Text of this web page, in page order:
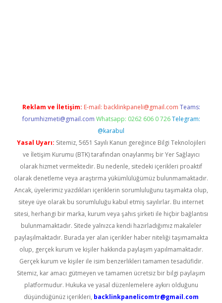
Reklam ve İletişim: E-mail: backlinkpaneli@gmail.com Teams:
forumhizmeti@gmail.com Whatsapp: 0262 606 0 726 Telegram:
@karabul
Yasal Uyarı: Sitemiz, 5651 Sayılı Kanun gereğince Bilgi Teknolojileri
ve İletişim Kurumu (BTK) tarafından onaylanmış bir Yer Sağlayıcı
olarak hizmet vermektedir. Bu nedenle, sitedeki içerikleri proaktif
olarak denetleme veya araştırma yükümlülüğümüz bulunmamaktadır.
Ancak, üyelerimiz yazdıkları içeriklerin sorumluluğunu taşımakta olup,
siteye üye olarak bu sorumluluğu kabul etmiş sayılırlar. Bu internet
sitesi, herhangi bir marka, kurum veya şahıs şirketi ile hiçbir bağlantısı
bulunmamaktadır. Sitede yalnızca kendi hazırladığımız makaleler
paylaşılmaktadır. Burada yer alan içerikler haber niteliği taşımamakta
olup, gerçek kurum ve kişiler hakkında paylaşım yapılmamaktadır.
Gerçek kurum ve kişiler ile isim benzerlikleri tamamen tesadüfidir.
Sitemiz, kar amacı gütmeyen ve tamamen ücretsiz bir bilgi paylaşım
platformudur. Hukuka ve yasal düzenlemelere aykırı olduğunu
düşündüğünüz içerikleri, backlinkpanelicomtr@gmail.com